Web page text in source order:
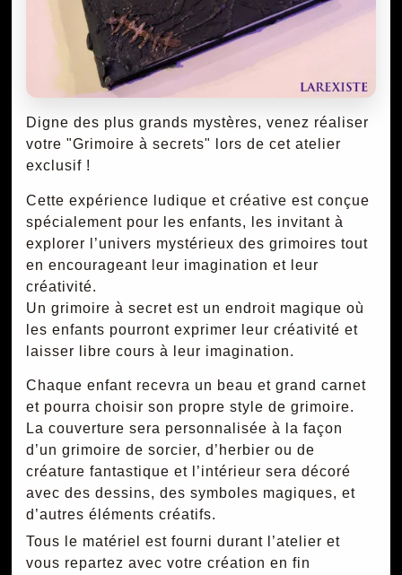
Digne des plus grands mystères, venez réaliser
votre "Grimoire à secrets" lors de cet atelier
exclusif !
Cette expérience ludique et créative est conçue
spécialement pour les enfants, les invitant à
explorer l’univers mystérieux des grimoires tout
en encourageant leur imagination et leur
créativité.
Un grimoire à secret est un endroit magique où
les enfants pourront exprimer leur créativité et
laisser libre cours à leur imagination.
Chaque enfant recevra un beau et grand carnet
et pourra choisir son propre style de grimoire.
La couverture sera personnalisée à la façon
d’un grimoire de sorcier, d’herbier ou de
créature fantastique et l’intérieur sera décoré
avec des dessins, des symboles magiques, et
d’autres éléments créatifs.
Tous le matériel est fourni durant l’atelier et
vous repartez avec votre création en fin